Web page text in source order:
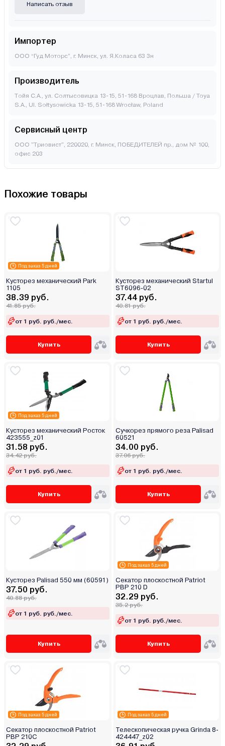
Написать отзыв
Импортер
ООО “Гуд Моторс”, г. Минск, ул. Я.Коласа 63 3н
Производитель
Тойя С.А., ул. Солтысовицка 13-15, 51-168 Вроцлав, Польша / Toya
S.A., Ul. Sołtysowicka 13-15, 51-168 Wrocław, Poland
Сервисный центр
ООО "Триовист", 220020, г. Минск, ПОБЕДИТЕЛЕЙ пр., дом № 100,
офис 203
Похожие товары
Под заказ 5 дней
Кусторез механический Park
1105
38.39 руб.
41.85 руб.
от 1 руб. руб./мес.
Купить
Кусторез механический Startul
ST6096-02
37.44 руб.
40.81 руб.
от 1 руб. руб./мес.
Купить
Под заказ 5 дней
Кусторез механический Росток
423555_z01
31.58 руб.
34.42 руб.
от 1 руб. руб./мес.
Купить
Сучкорез прямого реза Palisad
60521
34.00 руб.
37.06 руб.
от 1 руб. руб./мес.
Купить
Кусторез Palisad 550 мм (60591)
37.50 руб.
40.88 руб.
от 1 руб. руб./мес.
Купить
Под заказ 5 дней
Секатор плоскостной Patriot
PBP 210 D
32.29 руб.
35.2 руб.
от 1 руб. руб./мес.
Купить
Под заказ 5 дней
Секатор плоскостной Patriot
PBP 210С
Под заказ 5 дней
Телескопическая ручка Grinda 8-
424447_z02